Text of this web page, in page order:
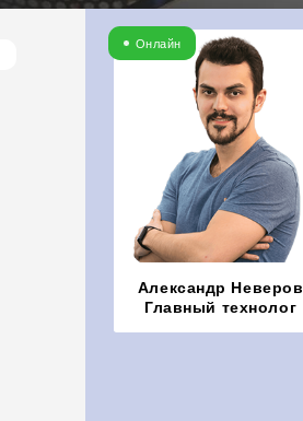
Онлайн
Александр Неверов
Главный технолог